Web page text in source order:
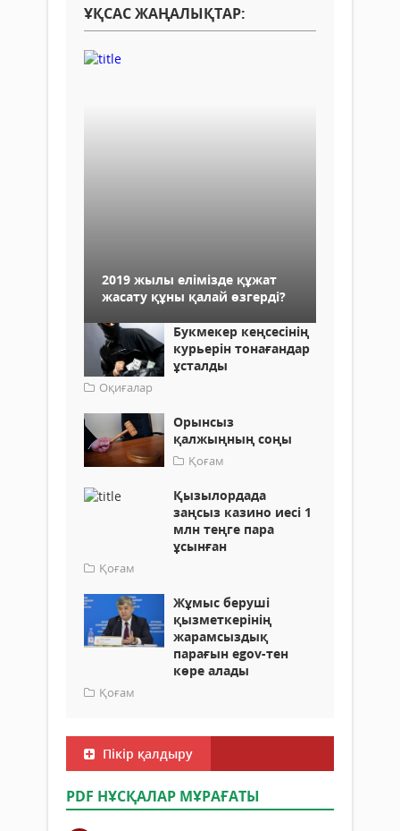
ҰҚСАС ЖАҢАЛЫҚТАР:
2019 жылы елімізде құжат
жасату құны қалай өзгерді?
Букмекер кеңсесінің
курьерін тонағандар
ұсталды
Оқиғалар
Орынсыз
қалжыңның соңы
Қоғам
Қызылордада
заңсыз казино иесі 1
млн теңге пара
ұсынған
Қоғам
Жұмыс берушi
қызметкерiнiң
жарамсыздық
парағын egov-тен
көре алады
Қоғам
Пікір қалдыру
PDF НҰСҚАЛАР МҰРАҒАТЫ